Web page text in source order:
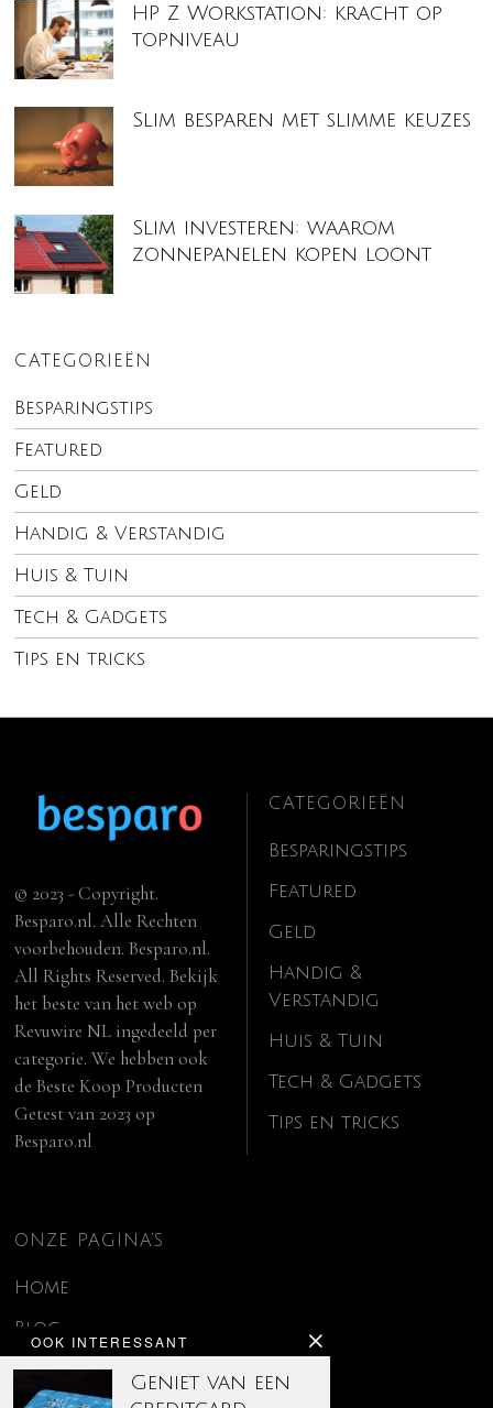
HP Z Workstation: kracht op
topniveau
Slim besparen met slimme keuzes
Slim investeren: waarom
zonnepanelen kopen loont
CATEGORIEËN
Besparingstips
Featured
Geld
Handig & Verstandig
Huis & Tuin
Tech & Gadgets
Tips en tricks
OOK INTERESSANT
Geniet van een
© 2023 - Copyright.
Besparo.nl. Alle Rechten
voorbehouden. Besparo.nl.
All Rights Reserved. Bekijk
het beste van het web op
Revuwire NL ingedeeld per
categorie. We hebben ook
deBeste Koop Producten
Getest van 2023 op
Besparo.nl
CATEGORIEËN
Besparingstips
Featured
Geld
Handig &
Verstandig
Huis & Tuin
Tech & Gadgets
Tips en tricks
ONZE PAGINA’S
Home
Blog
Contact